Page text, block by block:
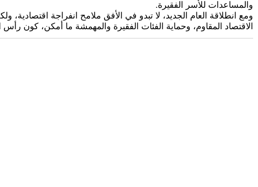
والمساعدات للأسر الفقيرة.
ومع انطلاقة العام الجديد، لا تبدو في الأفق ملامح انفراجة اقتصادية،
الاقتصاد المقاوم، وحماية الفئات الفقيرة والمهمشة ما أمكن، كون